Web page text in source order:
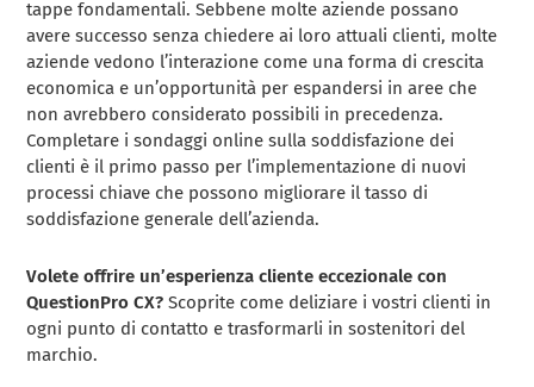
tappe fondamentali. Sebbene molte aziende possano
avere successo senza chiedere ai loro attuali clienti, molte
aziende vedono l’interazione come una forma di crescita
economica e un’opportunità per espandersi in aree che
non avrebbero considerato possibili in precedenza.
Completare i sondaggi online sulla soddisfazione dei
clienti è il primo passo per l’implementazione di nuovi
processi chiave che possono migliorare il tasso di
soddisfazione generale dell’azienda.
Volete offrire un’esperienza cliente eccezionale con
QuestionPro CX? Scoprite come deliziare i vostri clienti in
ogni punto di contatto e trasformarli in sostenitori del
marchio.